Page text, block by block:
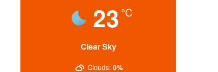
23 °C
Clear Sky
Clouds: 0%